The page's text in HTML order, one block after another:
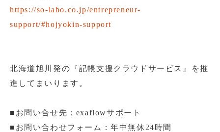
https://so-labo.co.jp/entrepreneur-
support/#hojyokin-support
北海道旭川発の『記帳支援クラウドサービス』を推
進してまいります。
■お問い合せ先：exaflowサポート
■お問い合わせフォーム：年中無休24時間